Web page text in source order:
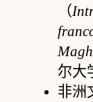
（
尔大
非洲